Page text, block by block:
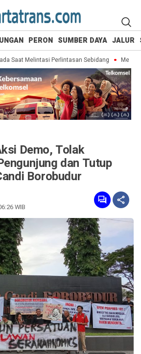
PERON SUMBER DAYA JALUR
Melintasi Perlintasan Sebidang
Demo, Tolak
dan Tutup
Borobudur
WIB